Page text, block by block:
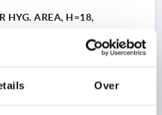
Over
HYG. AREA, H=18,